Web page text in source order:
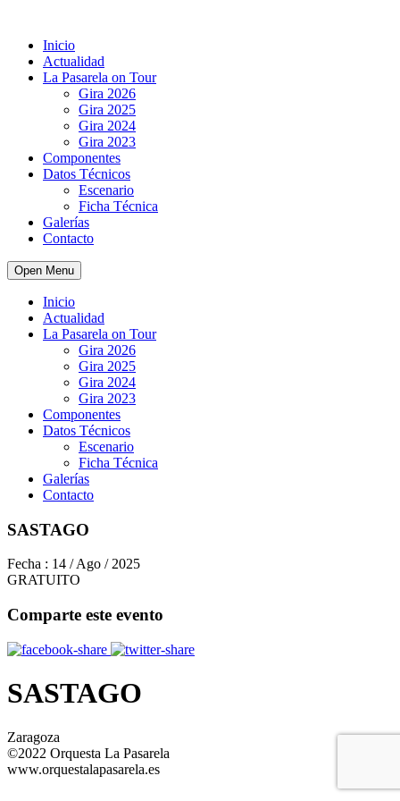
Inicio
Actualidad
La Pasarela on Tour
Gira 2026
Gira 2025
Gira 2024
Gira 2023
Componentes
Datos Técnicos
Escenario
Ficha Técnica
Galerías
Contacto
Open Menu
Inicio
Actualidad
La Pasarela on Tour
Gira 2026
Gira 2025
Gira 2024
Gira 2023
Componentes
Datos Técnicos
Escenario
Ficha Técnica
Galerías
Contacto
SASTAGO
Fecha : 14 / Ago / 2025
GRATUITO
Comparte este evento
SASTAGO
Zaragoza
©2022 Orquesta La Pasarela
www.orquestalapasarela.es